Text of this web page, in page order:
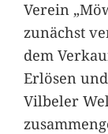
Verein
zunächst
dem
Erlösen
Vilbeler